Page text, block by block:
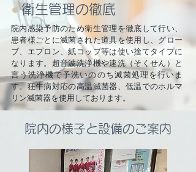
●衛生管理の徹底
院内感染予防のため衛生管理を徹底して行い、
患者様ごとに滅菌された道具を使用し、グロー
ブ、エプロン、紙コップ等は使い捨てタイプに
なります。超音波洗浄機や速洗（そくせん）と
言う洗浄機で予洗いののち滅菌処理を行いま
す。狂牛病対応の高温滅菌器、低温でのホルマ
リン滅菌器を使用しております。
院内の様子と設備のご案内